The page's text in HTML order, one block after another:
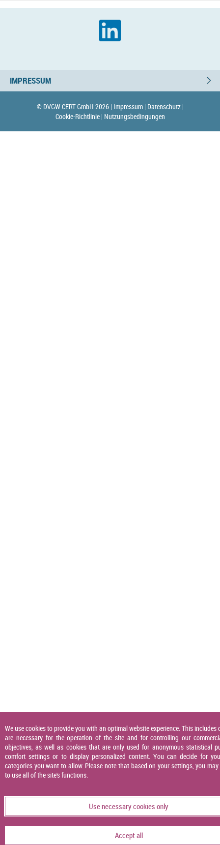
IMPRESSUM
© DVGW CERT GmbH 2026 | Impressum | Datenschutz |
Cookie-Richtlinie | Nutzungsbedingungen
We use cookies to provide you with an optimal website experience. This includes
are necessary for the operation of the site and for controlling our
objectives, as well as cookies that are only used for anonymous statistical
comfort settings or to display personalized content. You can decide for
categories you want to allow. Please note that based on your settings, you
to use all of the site's functions.
Use necessary cookies only
Accept all